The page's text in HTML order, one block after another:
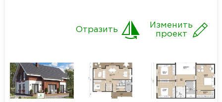
Изменить
проект
Отразить